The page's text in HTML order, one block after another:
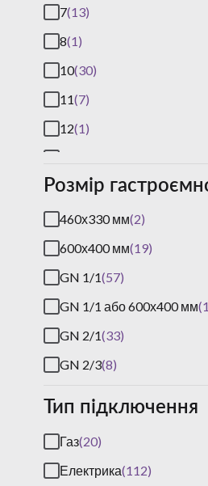
7(13)
8(1)
10(30)
11(7)
12(1)
15(1)
16(2)
17(2)
20(26)
Розмір
460х330 мм(2)
600х400 мм(19)
GN 1/1(57)
GN 1/1 або 600х400 мм
GN 2/1(33)
GN 2/3(8)
Тип підключення
Газ(20)
Електрика(112)